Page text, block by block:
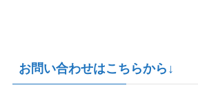
お問い合わせはこちらから↓